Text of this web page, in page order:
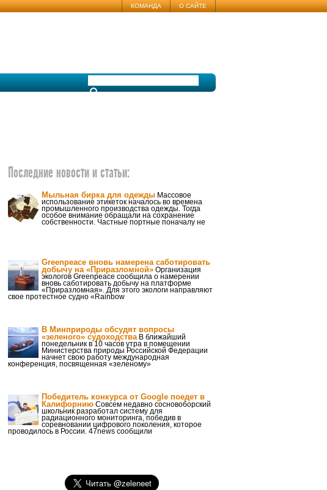
КОМАНДА О САЙТЕ
Последние новости и статьи:
Мыльная бирка для одежды Массовое
использование этикеток началось во времена
промышленного производства одежды. Тогда
особое внимание обращали на сохранение
собственности. Частные портные поначалу не
Greenpeace вновь намерена саботировать
добычу на «Приразломной» Организация
экологов Greenpeace сообщила о намерении
вновь саботировать добычу на платформе
«Приразломная». Для этого экологи направляют
свое протестное судно «Rainbow
В Минприроды обсудят вопросы
«зеленого» судоходстваВ ближайший
понедельник в 10 часов утра в помещении
Министерства природы Российской Федерации
начнет свою работу международная
конференция, посвященная «зеленому»
Победитель конкурса от Google поедет в
Калифорнию Совсем недавно сосновоборский
школьник разработал систему для
радиационного мониторинга, победив в
соревновании цифрового поколения, которое
проводилось в России. 47news сообщили